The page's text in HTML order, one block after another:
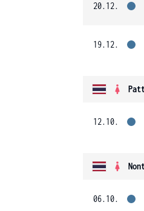
20.12.
19.12.
12.10.
06.10.